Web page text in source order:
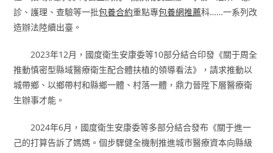
診、護理、查驗等一批包養合約重點專包養網推薦科……一系列改
造辦法陸續出臺。
2023年12月，國度衛生安康委等10部分結合印發《關于周全
推動慎密型縣域醫療衛生配合體扶植的領導看法》，請求推動以
城帶鄉、以鄉帶村和縣鄉一體、村落一體，鼎力晉陞下層醫療衛
生辦事才能。
2024年6月，國度衛生安康委等多部分結合發布《關于進一
己的打算告訴了媽媽。個步驟健全機制推進城市醫療資本向縣級